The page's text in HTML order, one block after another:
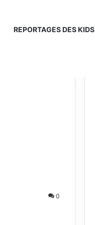
REPORTAGES DES KIDS
0